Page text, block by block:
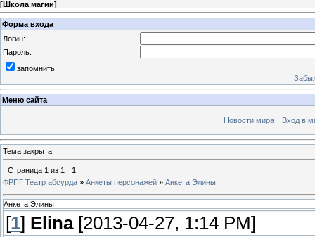
[Школа магии]
Форма входа
Логин:
Пароль:
запомнить
Меню сайта
Новости мира Вход в
Тема закрыта
Страница 1 из 1
1
ФРПГ Театр абсурда » Анкеты персонажей » Анкета Элины
Анкета Элины
[1] Elina[2013-04-27, 1:14 PM]